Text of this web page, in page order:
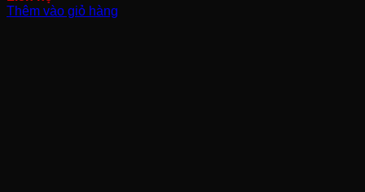
Thêm vào giỏ hàng